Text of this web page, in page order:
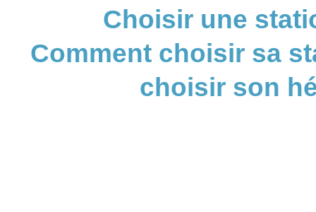
Choisir une
Comment choisir sa
choisir son